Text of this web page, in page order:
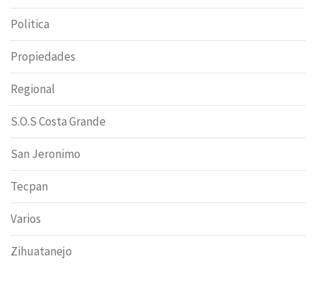
Politica
Propiedades
Regional
S.O.S Costa Grande
San Jeronimo
Tecpan
Varios
Zihuatanejo